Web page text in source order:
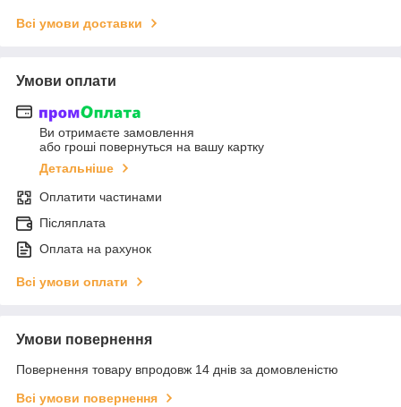
Всі умови доставки
Умови оплати
Ви отримаєте замовлення
або гроші повернуться на вашу картку
Детальніше
Оплатити частинами
Післяплата
Оплата на рахунок
Всі умови оплати
Умови повернення
Повернення товару впродовж 14 днів за домовленістю
Всі умови повернення